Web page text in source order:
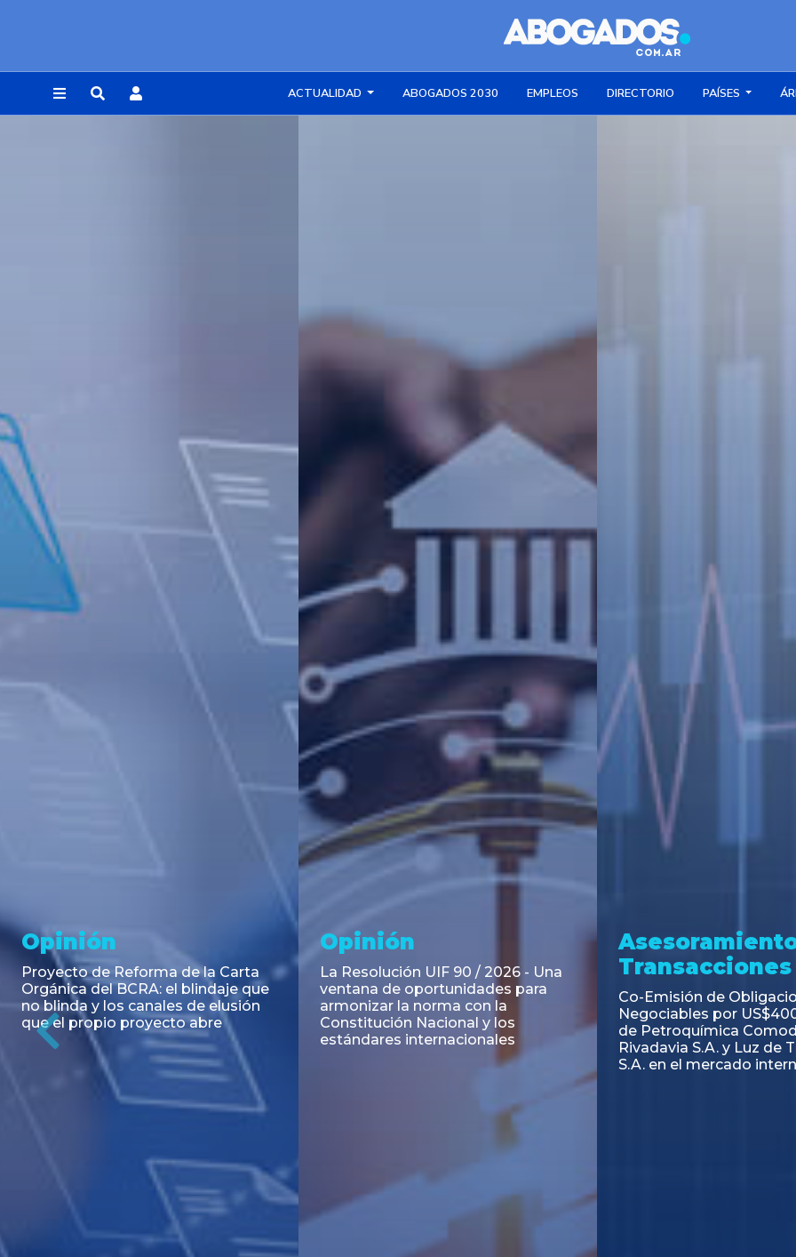
ACTUALIDAD ABOGADOS 2030 EMPLEOS DIRECTORIO PAÍSES
Noticia
RESOLUCIÓN 271/2026 de la
SECRETARIA DE COORDINACIÓN
DE PRODUCCIÓN: Actualización y
unificación de las advertencias
obligatorias en la publicidad de
juegos y apuestas en...
Asesoramiento y
Transacciones
Emisión de Obligaciones
Negociables Clase E de Central
Puerto S.A. por un Valor Nominal
de U$S 98.897.303
Transacciones
PAGBAM asesoró a
autorización para la
de los Certificados de
del Fideicomiso
Inmobiliario "Espacio
Previous